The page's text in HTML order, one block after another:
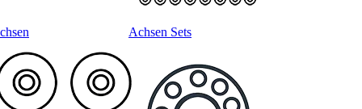
Achsen Sets